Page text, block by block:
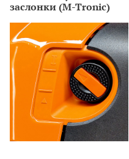
заслонки (M-Tronic)